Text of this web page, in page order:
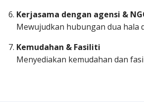
Kerjasama dengan agensi &
Mewujudkan hubungan dua hala
Kemudahan & Fasiliti
Menyediakan kemudahan dan